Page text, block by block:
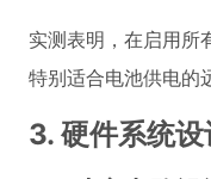
实测表明，在启用
特别适合电池供电的
3. 硬件系统